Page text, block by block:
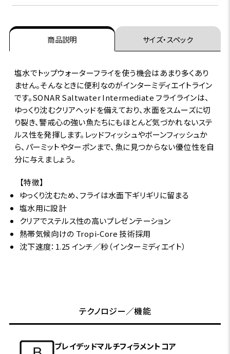
商品説明 サイズ・スペック
塩水でトップウォーターフライを使う機会はあまり多くあり
ません。そんなときに便利なのがインターミディエイトライン
です。SONAR Saltwater Intermediate フライラインは、
ゆっくり沈むクリアヘッドを備えており、水面をスムーズに切
り裂き、警戒心の強い魚たちにもほとんど気づかれないステ
ルス性を発揮します。レッドフィッシュやボーンフィッシュか
ら、パーミットやターポンまで、魚に見つからない優位性を自
分に与えましょう。
【特徴】
ゆっくり沈むため、フライは水面下ギリギリに留まる
塩水用に設計
クリアでステルス性の高いプレゼンテーション
熱帯気候向けの Tropi-Core 技術採用
沈下速度：1.25 インチ／秒（インターミディエイト）
テクノロジー／機能
ブレイデッドマルチフィラメントコア